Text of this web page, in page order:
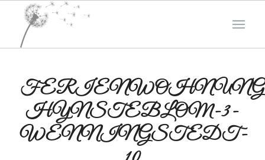
HYNSTEBLOM-3-
WENNINGSTEDT-